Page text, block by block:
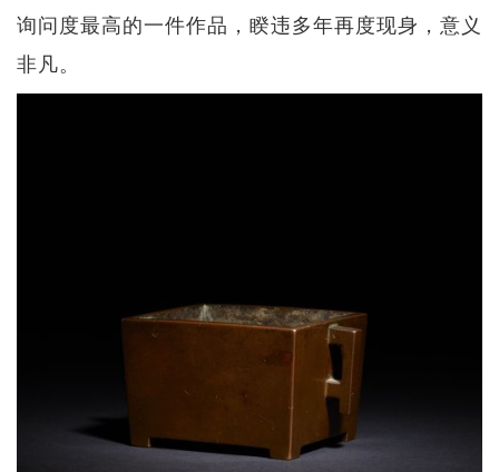
询问度最高的一件作品，睽违多年再度现身，意义
非凡。